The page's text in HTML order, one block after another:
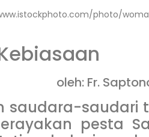
photo/
oleh: Fr.
saudara-saudari
pesta